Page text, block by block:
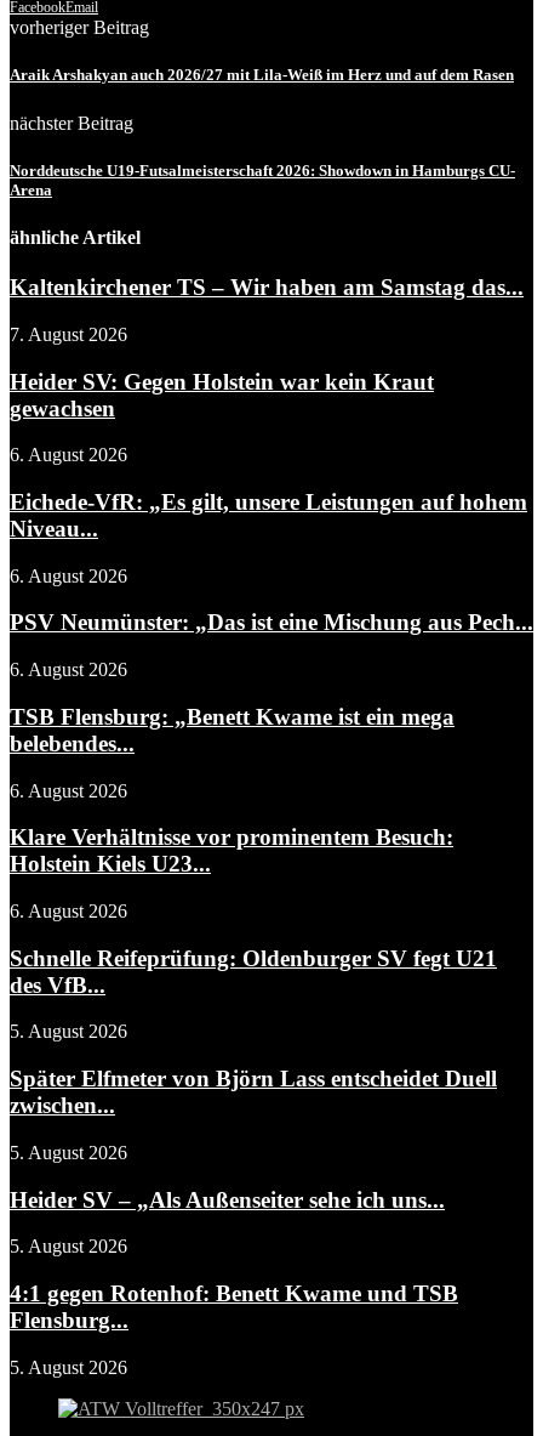
FacebookEmail
vorheriger Beitrag
Araik Arshakyan auch 2026/27 mit Lila-Weiß im Herz und auf dem Rasen
nächster Beitrag
Norddeutsche U19-Futsalmeisterschaft 2026: Showdown in Hamburgs CU-
Arena
ähnliche Artikel
Kaltenkirchener TS – Wir haben am Samstag das...
7. August 2026
Heider SV: Gegen Holstein war kein Kraut
gewachsen
6. August 2026
Eichede-VfR: „Es gilt, unsere Leistungen auf hohem
Niveau...
6. August 2026
PSV Neumünster: „Das ist eine Mischung aus Pech...
6. August 2026
TSB Flensburg: „Benett Kwame ist ein mega
belebendes...
6. August 2026
Klare Verhältnisse vor prominentem Besuch:
Holstein Kiels U23...
6. August 2026
Schnelle Reifeprüfung: Oldenburger SV fegt U21
des VfB...
5. August 2026
Später Elfmeter von Björn Lass entscheidet Duell
zwischen...
5. August 2026
Heider SV – „Als Außenseiter sehe ich uns...
5. August 2026
4:1 gegen Rotenhof: Benett Kwame und TSB
Flensburg...
5. August 2026